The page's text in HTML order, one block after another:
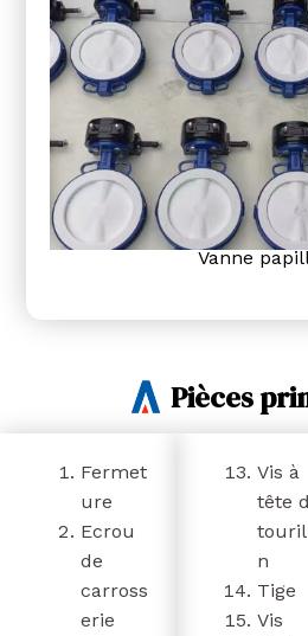
Vanne
Pièces
Fermet
ure
Ecrou
de
carross
erie
Vis à
tête
n
Tige
Vis